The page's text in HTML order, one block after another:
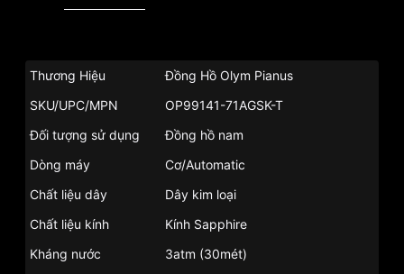
Thương Hiệu
Đồng Hồ Olym Pianus
SKU/UPC/MPN
OP99141-71AGSK-T
Đối tượng sử dụng
Đồng hồ nam
Dòng máy
Cơ/Automatic
Chất liệu dây
Dây kim loại
Chất liệu kính
Kính Sapphire
Kháng nước
3atm (30mét)